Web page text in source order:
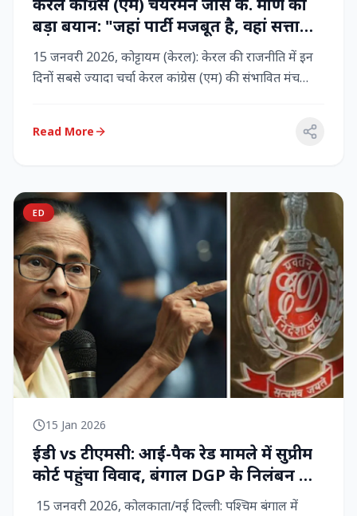
बड़ा बयान: "जहां पार्टी मजबूत है, वहां सत्ता
बनी रहेगी" – LDF के साथ बने रहने पर जोर
15 जनवरी 2026, कोट्टायम (केरल): केरल की राजनीति में इन
दिनों सबसे ज्यादा चर्चा केरल कांग्रेस (एम) की संभावित मंच
Read More
ED
15 Jan 2026
ईडी vs टीएमसी: आई-पैक रेड मामले में सुप्रीम
कोर्ट पहुंचा विवाद, बंगाल DGP के निलंबन की
मांग, कलकत्ता हाईकोर्ट में CBI छापेमारी
15 जनवरी 2026, कोलकाता/नई दिल्ली: पश्चिम बंगाल में